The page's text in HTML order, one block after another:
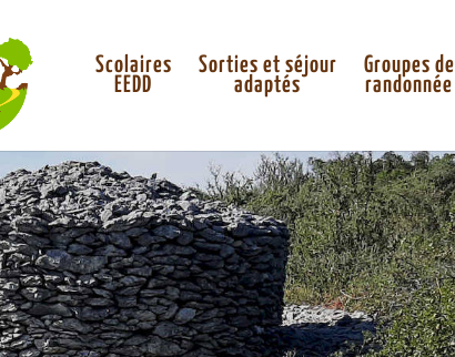
Scolaires
EEDD
Sorties et séjour
adaptés
Groupes de
randonnée